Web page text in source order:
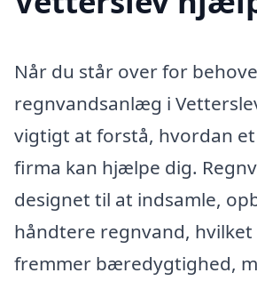
Når du står over for
regnvandsanlæg i
vigtigt at forstå, hvordan
firma kan hjælpe dig.
designet til at indsamle,
håndtere regnvand, hvilket
fremmer bæredygtighed,